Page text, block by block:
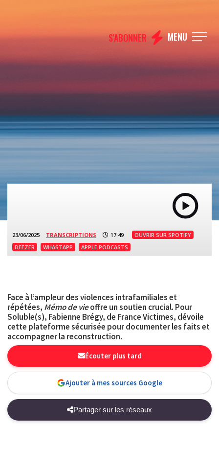
S'ABONNER MENU
23/06/2025 TRANSCRIPTIONS 17:49
OUVRIR SUR SPOTIFY
DEEZER
WHASTAPP APPLE PODCASTS
Face à l’ampleur des violences intrafamiliales et
répétées, Mémo de vieoffre un soutien crucial. Pour
Soluble(s), Fabienne Brégy, de France Victimes, dévoile
cette plateforme sécurisée pour documenter les faits et
accompagner la reconstruction.
Écouter plus tard
Ajouter à mes sources Google
Partager sur les réseaux